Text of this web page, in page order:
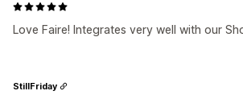
Love Faire! Integrates very well with our
StillFriday